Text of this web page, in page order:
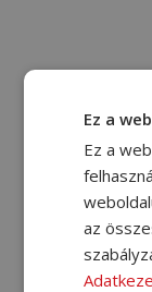
Ez a
Ez a
az